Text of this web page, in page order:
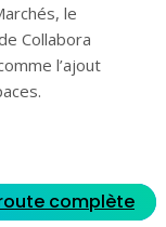
le
Collabora
l’ajout
complète